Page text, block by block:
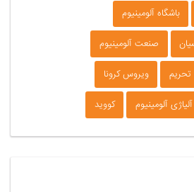
باشگاه آلومينيوم
صنعت آلومينيوم
تحريم ويروس كرونا
آلومینیوم كوويد